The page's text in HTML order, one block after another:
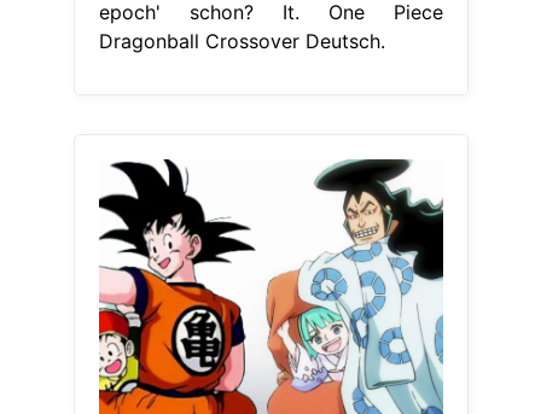
epoch' schon? It. One Piece
Dragonball Crossover Deutsch.